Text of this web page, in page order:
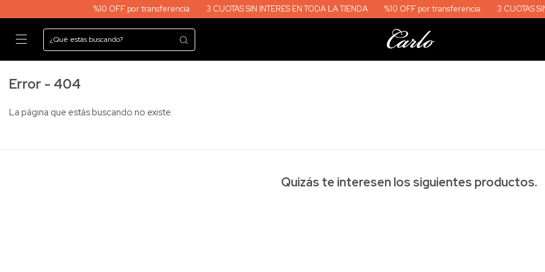
%10 OFF por transferencia 3 CUOTAS SIN INTERES EN TODA LA TIENDA %10 OFF por transferencia 3 CUOTAS SIN INTERES
Error - 404
La página que estás buscando no existe.
Quizás te interesen los siguientes productos.